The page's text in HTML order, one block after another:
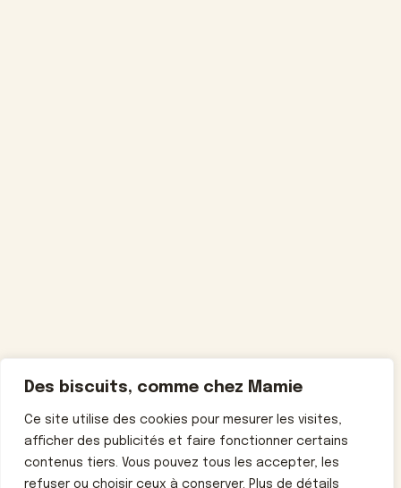
Des biscuits, comme chez Mamie
Ce site utilise des cookies pour mesurer les visites,
afficher des publicités et faire fonctionner certains
contenus tiers. Vous pouvez tous les accepter, les
refuser ou choisir ceux à conserver. Plus de détails